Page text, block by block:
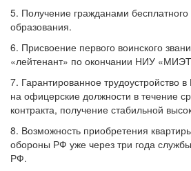
5. Получение гражданами бесплатного
образования.
6. Присвоение первого воинского
«лейтенант» по окончании НИУ
7. Гарантированное трудоустройство
на офицерские должности в течение
контракта, получение стабильной
8. Возможность приобретения
обороны РФ уже через три года
РФ.